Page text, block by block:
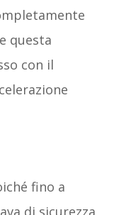
questa
con il
fino a